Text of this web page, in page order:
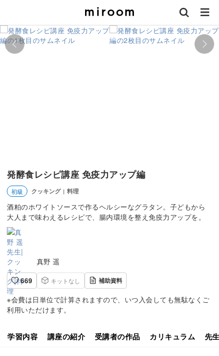
発酵食レシピ講座 免疫力アップ編
初級 クッキング | 料理
酒粕のホワイトソースで作るヘルシーなグラタン。子どもから
大人まで味わえるレシピで、腸内環境を整え免疫力アップを。
真野 遥
669
キットなし 補助資料
※会費は日単位で計算されますので、いつ入会しても無駄なくご
利用いただけます。
学習内容 講座の紹介 受講者の作品 カリキュラム 先